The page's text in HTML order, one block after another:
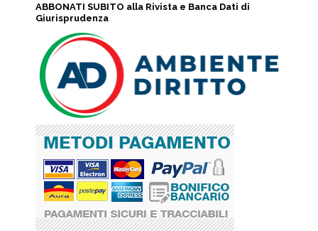
ABBONATI SUBITO alla Rivista e Banca Dati di
Giurisprudenza